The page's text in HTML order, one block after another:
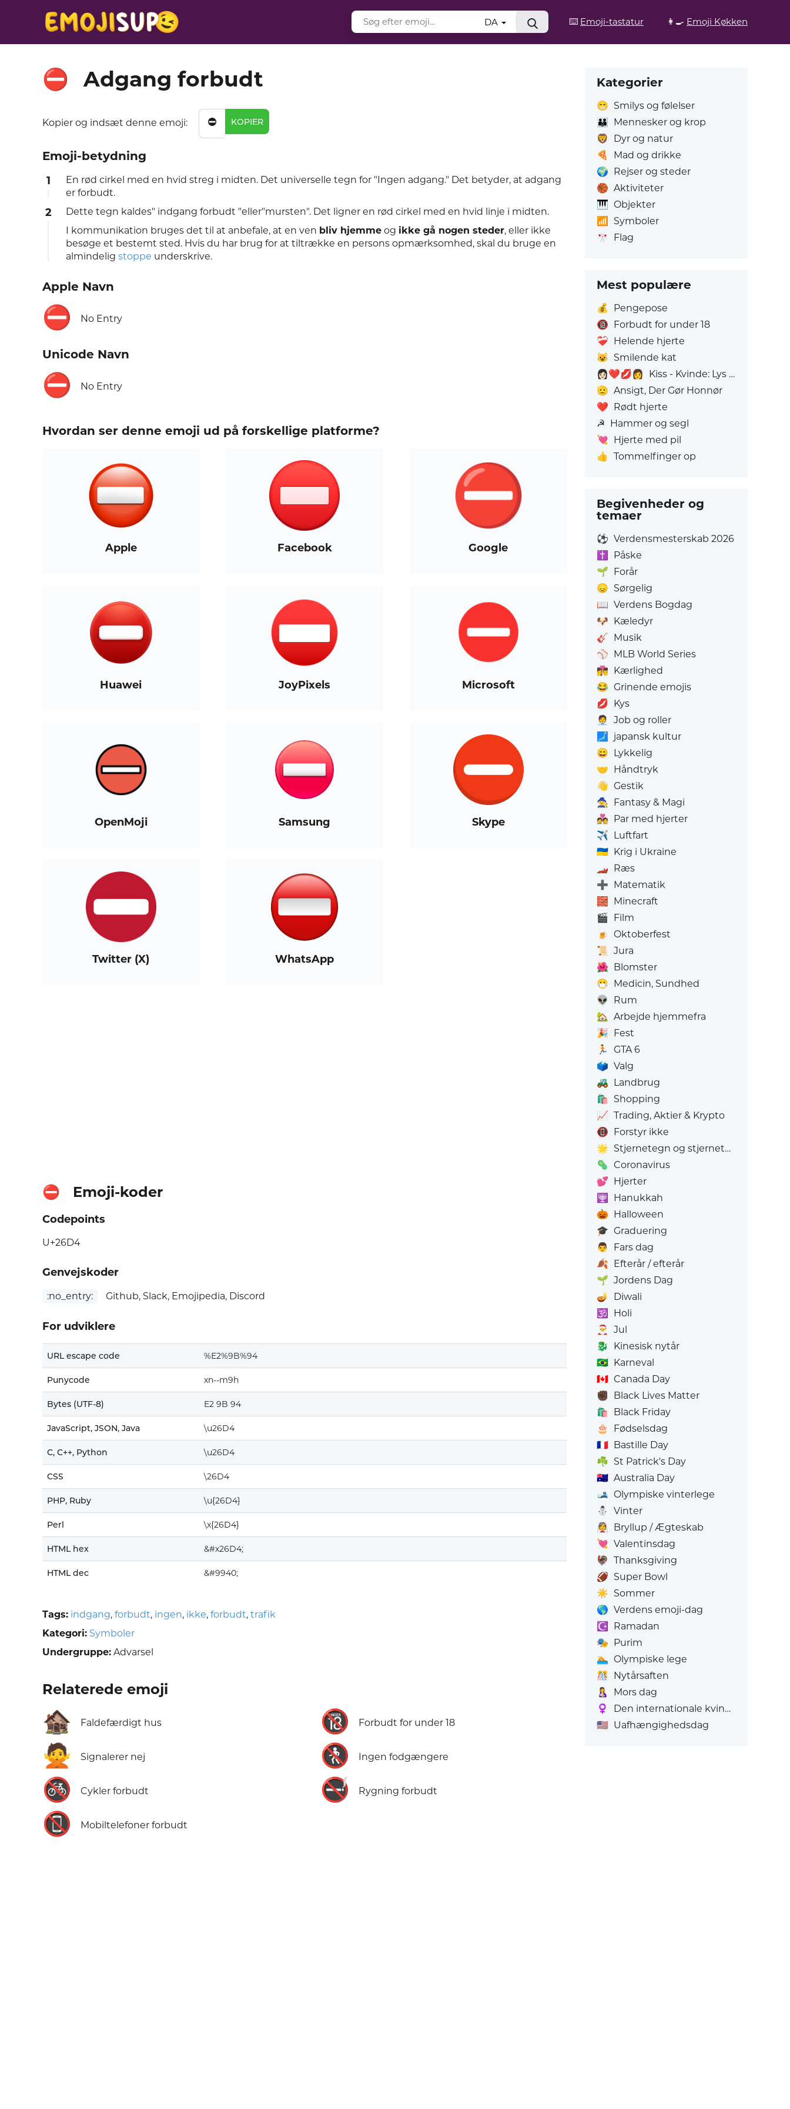
⌨️ Emoji-tastatur 👩‍🍳 Emoji Køkken
DA
⛔ Adgang forbudt
Kopier og indsæt denne emoji: ⛔ KOPIER
Emoji-betydning
1
En rød cirkel med en hvid streg i midten. Det universelle tegn for "Ingen adgang." Det betyder, at adgang
er forbudt.
2
Dette tegn kaldes" indgang forbudt "eller"mursten". Det ligner en rød cirkel med en hvid linje i midten.
I kommunikation bruges det til at anbefale, at en ven bliv hjemme og ikke gå nogen steder, eller ikke
besøge et bestemt sted. Hvis du har brug for at tiltrække en persons opmærksomhed, skal du bruge en
almindelig stoppe underskrive.
Apple Navn
⛔ No Entry
Unicode Navn
⛔ No Entry
Hvordan ser denne emoji ud på forskellige platforme?
Apple Facebook Google
Huawei JoyPixels Microsoft
OpenMoji Samsung Skype
Twitter (X) WhatsApp
⛔ Emoji-koder
Codepoints
U+26D4
Genvejskoder
:no_entry: Github, Slack, Emojipedia, Discord
For udviklere
URL escape code %E2%9B%94
Punycode xn--m9h
Bytes (UTF-8) E2 9B 94
JavaScript, JSON, Java \u26D4
C, C++, Python \u26D4
CSS \26D4
PHP, Ruby \u{26D4}
Perl \x{26D4}
HTML hex &#x26D4;
HTML dec &#9940;
Tags: indgang, forbudt, ingen, ikke, forbudt, trafik
Kategori: Symboler
Undergruppe: Advarsel
Relaterede emoji
🏚️ Faldefærdigt hus
🙅 Signalerer nej
🚳 Cykler forbudt
📵 Mobiltelefoner forbudt
🔞 Forbudt for under 18
🚷 Ingen fodgængere
🚭 Rygning forbudt
Kategorier
😁 Smilys og følelser
👪
Mennesker og krop
🦁
Dyr og natur
🍕
Mad og drikke
🌍 Rejser og steder
🏀 Aktiviteter
🎹 Objekter
📶
Symboler
🎌 Flag
Mest populære
💰
Pengepose
🔞 Forbudt for under 18
❤️‍🩹 Helende hjerte
😺 Smilende kat
👩🏻‍❤️‍💋‍👩
Kiss - Kvinde: Lys hudfarve, Kvinde: Uden Hudfarve
🫡 Ansigt, Der Gør Honnør
❤️ Rødt hjerte
☭ Hammer og segl
💘 Hjerte med pil
👍 Tommelfinger op
Begivenheder og
temaer
⚽ Verdensmesterskab 2026
✝️
Påske
🌱 Forår
😞 Sørgelig
📖 Verdens Bogdag
🐶 Kæledyr
🎸 Musik
⚾ MLB World Series
👩‍❤️‍💋‍👨 Kærlighed
😂 Grinende emojis
💋 Kys
🧑‍💼
Job og roller
🗾
japansk kultur
😄 Lykkelig
🤝 Håndtryk
👋 Gestik
🧙 Fantasy & Magi
💑 Par med hjerter
✈️ Luftfart
🇺🇦 Krig i Ukraine
🏎️ Ræs
➕ Matematik
🧱 Minecraft
🎬 Film
🍺
Oktoberfest
📜 Jura
🌺 Blomster
😷 Medicin, Sundhed
👽
Rum
🏡 Arbejde hjemmefra
🎉 Fest
🏃
GTA 6
🗳️ Valg
🚜 Landbrug
🛍️
Shopping
📈 Trading, Aktier & Krypto
📵 Forstyr ikke
🌟 Stjernetegn og stjernetegn
🦠 Coronavirus
💕 Hjerter
🕎
Hanukkah
🎃 Halloween
🎓 Graduering
👨
Fars dag
🍂 Efterår / efterår
🌱 Jordens Dag
🪔
Diwali
🕉️
Holi
🎅
Jul
🐉
Kinesisk nytår
🇧🇷 Karneval
🇨🇦 Canada Day
✊🏿 Black Lives Matter
🛍️
Black Friday
🎂
Fødselsdag
🇫🇷 Bastille Day
☘️ St Patrick's Day
🇦🇺 Australia Day
🎿 Olympiske vinterlege
⛄
Vinter
👰 Bryllup / Ægteskab
💘 Valentinsdag
🦃 Thanksgiving
🏈 Super Bowl
☀️ Sommer
🌎 Verdens emoji-dag
☪️
Ramadan
🎭 Purim
🏊 Olympiske lege
🎊
Nytårsaften
🤱
Mors dag
♀️
Den internationale kvindedag
🇺🇸 Uafhængighedsdag